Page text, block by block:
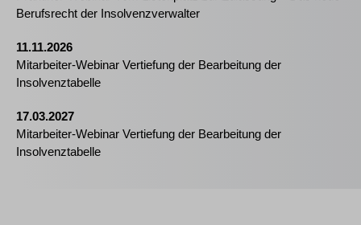
Berufsrecht der Insolvenzverwalter
11.11.2026
Mitarbeiter-Webinar Vertiefung der Bearbeitung der
Insolvenztabelle
17.03.2027
Mitarbeiter-Webinar Vertiefung der Bearbeitung der
Insolvenztabelle